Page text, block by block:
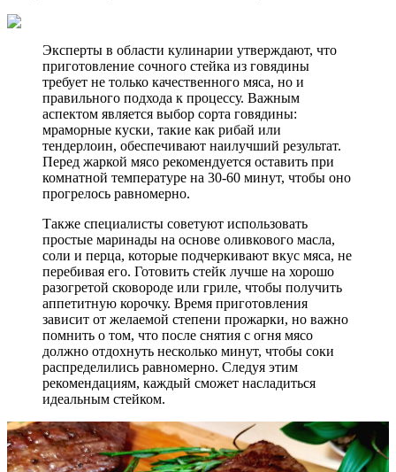
Эксперты в области кулинарии утверждают, что
приготовление сочного стейка из говядины
требует не только качественного мяса, но и
правильного подхода к процессу. Важным
аспектом является выбор сорта говядины:
мраморные куски, такие как рибай или
тендерлоин, обеспечивают наилучший результат.
Перед жаркой мясо рекомендуется оставить при
комнатной температуре на 30-60 минут, чтобы оно
прогрелось равномерно.
Также специалисты советуют использовать
простые маринады на основе оливкового масла,
соли и перца, которые подчеркивают вкус мяса, не
перебивая его. Готовить стейк лучше на хорошо
разогретой сковороде или гриле, чтобы получить
аппетитную корочку. Время приготовления
зависит от желаемой степени прожарки, но важно
помнить о том, что после снятия с огня мясо
должно отдохнуть несколько минут, чтобы соки
распределились равномерно. Следуя этим
рекомендациям, каждый сможет насладиться
идеальным стейком.